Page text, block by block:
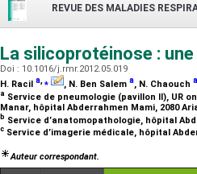
REVUE DES MALADIES
La silicoprotéinose :
Doi : 10.1016/j.rmr.2012.05.019
H. Racil a,⁎ , N. Ben Salem a, N. Chaouch a
a Service de pneumologie (pavillon II), UR
Manar, hôpital Abderrahmen Mami, 2080
b Service d’anatomopathologie, hôpital
c Service d’imagerie médicale, hôpital
Auteur correspondant.